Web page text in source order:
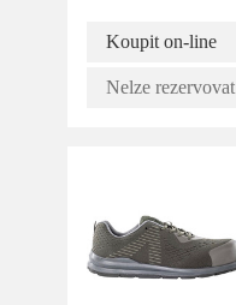
Koupit on-line
Nelze rezervovat